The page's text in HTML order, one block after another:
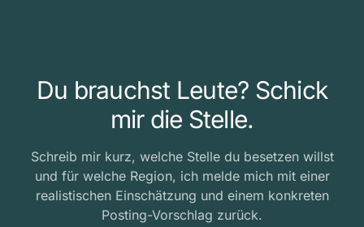
Du brauchst Leute? Schick
mir die Stelle.
Schreib mir kurz, welche Stelle du besetzen willst
und für welche Region, ich melde mich mit einer
realistischen Einschätzung und einem konkreten
Posting-Vorschlag zurück.